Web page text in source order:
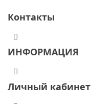
Контакты
ИНФОРМАЦИЯ
Личный кабинет